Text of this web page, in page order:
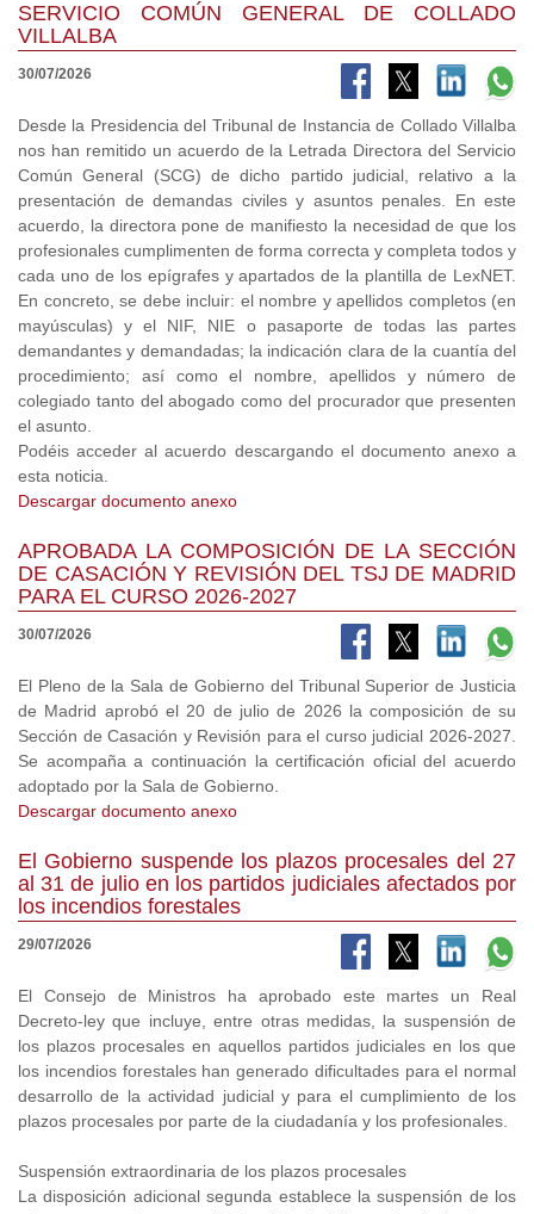
SERVICIO COMÚN GENERAL DE COLLADO
VILLALBA
30/07/2026
Desde la Presidencia del Tribunal de Instancia de Collado Villalba
nos han remitido un acuerdo de la Letrada Directora del Servicio
Común General (SCG) de dicho partido judicial, relativo a la
presentación de demandas civiles y asuntos penales. En este
acuerdo, la directora pone de manifiesto la necesidad de que los
profesionales cumplimenten de forma correcta y completa todos y
cada uno de los epígrafes y apartados de la plantilla de LexNET.
En concreto, se debe incluir: el nombre y apellidos completos (en
mayúsculas) y el NIF, NIE o pasaporte de todas las partes
demandantes y demandadas; la indicación clara de la cuantía del
procedimiento; así como el nombre, apellidos y número de
colegiado tanto del abogado como del procurador que presenten
el asunto.
Podéis acceder al acuerdo descargando el documento anexo a
esta noticia.
Descargar documento anexo
APROBADA LA COMPOSICIÓN DE LA SECCIÓN
DE CASACIÓN Y REVISIÓN DEL TSJ DE MADRID
PARA EL CURSO 2026-2027
30/07/2026
El Pleno de la Sala de Gobierno del Tribunal Superior de Justicia
de Madrid aprobó el 20 de julio de 2026 la composición de su
Sección de Casación y Revisión para el curso judicial 2026-2027.
Se acompaña a continuación la certificación oficial del acuerdo
adoptado por la Sala de Gobierno.
Descargar documento anexo
El Gobierno suspende los plazos procesales del 27
al 31 de julio en los partidos judiciales afectados por
los incendios forestales
29/07/2026
El Consejo de Ministros ha aprobado este martes un Real
Decreto-ley que incluye, entre otras medidas, la suspensión de
los plazos procesales en aquellos partidos judiciales en los que
los incendios forestales han generado dificultades para el normal
desarrollo de la actividad judicial y para el cumplimiento de los
plazos procesales por parte de la ciudadanía y los profesionales.
Suspensión extraordinaria de los plazos procesales
La disposición adicional segunda establece la suspensión de los